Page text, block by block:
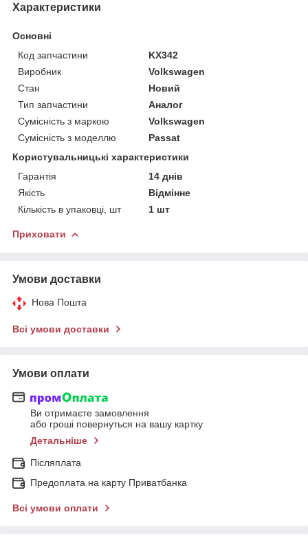
Характеристики
Основні
Код запчастини
KX342
Виробник
Volkswagen
Стан
Новий
Тип запчастини
Аналог
Сумісність з маркою
Volkswagen
Сумісність з моделлю
Passat
Користувальницькі характеристики
Гарантія
14 днів
Якість
Відмінне
Кількість в упаковці, шт
1 шт
Приховати
Умови доставки
Нова Пошта
Всі умови доставки
Умови оплати
Ви отримаєте замовлення
або гроші повернуться на вашу картку
Детальніше
Післяплата
Предоплата на карту Приватбанка
Всі умови оплати